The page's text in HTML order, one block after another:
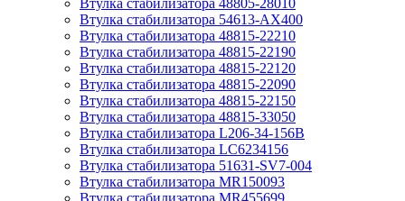
Втулка стабилизатора 48805-28010
Втулка стабилизатора 54613-AX400
Втулка стабилизатора 48815-22210
Втулка стабилизатора 48815-22190
Втулка стабилизатора 48815-22120
Втулка стабилизатора 48815-22090
Втулка стабилизатора 48815-22150
Втулка стабилизатора 48815-33050
Втулка стабилизатора L206-34-156B
Втулка стабилизатора LC6234156
Втулка стабилизатора 51631-SV7-004
Втулка стабилизатора MR150093
Втулка стабилизатора MR455699